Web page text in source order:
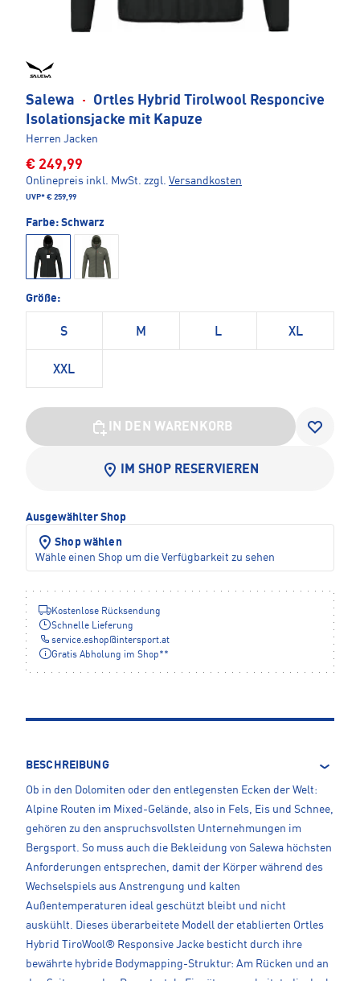
Salewa ·
Ortles Hybrid Tirolwool Responcive
Isolationsjacke mit Kapuze
Herren Jacken
€ 249,99
Onlinepreis inkl. MwSt. zzgl. Versandkosten
UVP* € 259,99
Farbe: Schwarz
Größe:
S M L XL
XXL
IN DEN WARENKORB
IM SHOP RESERVIEREN
Ausgewählter Shop
Shop wählen
Wähle einen Shop um die Verfügbarkeit zu sehen
Kostenlose Rücksendung
Schnelle Lieferung
service.eshop@ intersport.at
Gratis Abholung im Shop**
BESCHREIBUNG
Ob in den Dolomiten oder den entlegensten Ecken der Welt:
Alpine Routen im Mixed-Gelände, also in Fels, Eis und Schnee,
gehören zu den anspruchsvollsten Unternehmungen im
Bergsport. So muss auch die Bekleidung von Salewa höchsten
Anforderungen entsprechen, damit der Körper während des
Wechselspiels aus Anstrengung und kalten
Außentemperaturen ideal geschützt bleibt und nicht
auskühlt. Dieses überarbeitete Modell der etablierten Ortles
Hybrid TiroWool® Responsive Jacke besticht durch ihre
bewährte hybride Bodymapping-Struktur: Am Rücken und an